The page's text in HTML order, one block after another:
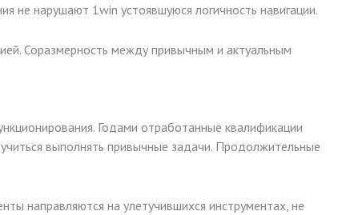
нарушают 1win устоявшуюся логичность навигации.
Соразмерность между привычным и актуальным
Годами отработанные квалификации
выполнять привычные задачи. Продолжительные
направляются на улетучившихся инструментах, не